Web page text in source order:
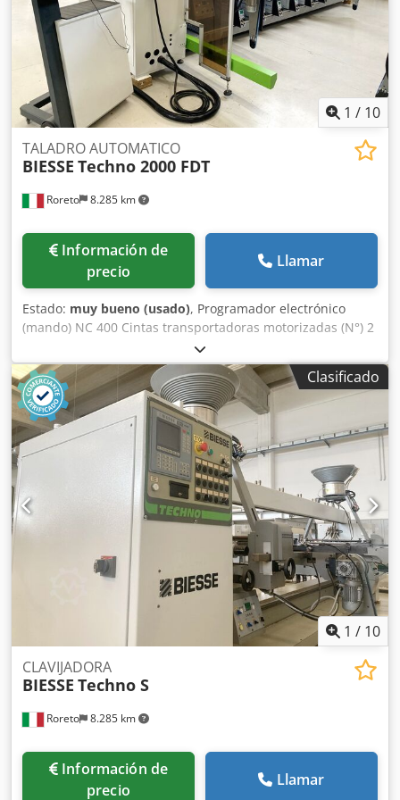
controla el desplazamiento (eje X) del soporte horizontal
móvil El CNC controla el desplazamiento (eje Y) de las
paradas/topes El CNC controla el desplazamiento (eje X) de
las cintas de transporte Potencia total instalada (Kw)
1 / 10
Roreto 8.285 km
TALADRO AUTOMATICO
BIESSE Techno 2000 FDT
Información de
precio
Llamar
Estado: muy bueno (usado), Programador electrónico
(mando) NC 400 Cintas transportadoras motorizadas (N°) 2
Grupos/Soportes horizontales (N°) 2 Cabezales de taladro
para cada soporte horizontal (N°) 2 Brocas para cada
cabezal de taladro horizontal (N°) 11 Anchura maxima de
trabajo (mm) 3200 - Anchura minima de trabajo (mm) 205
(ca.) Grupos/Soportes verticales inferiores (N°) 6 Cabezales
de taladro para cada soporte vertical inferior (N°) 2
Prensores verticales superior (N°) 4 Tornillos motorizados
para evacuar los escombros/virutas (N°) 2 Dsdpslwqrtefx
Abieck Visualisación digitale del valor (ejes) Potencia total
instalada (Kw) 27.7 El CNC controla el desplazamiento (eje
X) del soporte horizontal móvil El CNC controla el
desplazamiento (eje Y) de las paradas/topes El CNC
controla el desplazamiento (eje Z) de todos soportes
Clasificado
1 / 10
Roreto 8.285 km
CLAVIJADORA
BIESSE Techno S
Información de
precio
Llamar